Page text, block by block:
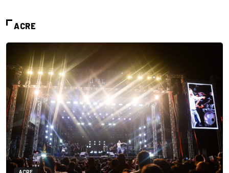
ACRE